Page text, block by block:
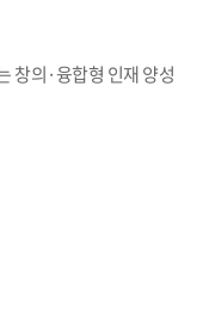
창의·융합형 인재 양성